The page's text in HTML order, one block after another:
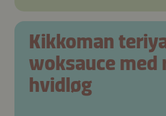
Kikkoman
woksauce med
hvidløg